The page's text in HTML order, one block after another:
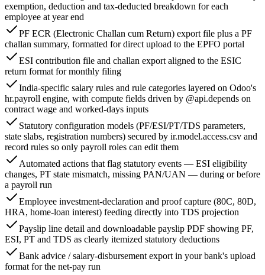
exemption, deduction and tax-deducted breakdown for each
employee at year end
PF ECR (Electronic Challan cum Return) export file plus a PF
challan summary, formatted for direct upload to the EPFO portal
ESI contribution file and challan export aligned to the ESIC
return format for monthly filing
India-specific salary rules and rule categories layered on Odoo's
hr.payroll engine, with compute fields driven by @api.depends on
contract wage and worked-days inputs
Statutory configuration models (PF/ESI/PT/TDS parameters,
state slabs, registration numbers) secured by ir.model.access.csv and
record rules so only payroll roles can edit them
Automated actions that flag statutory events — ESI eligibility
changes, PT state mismatch, missing PAN/UAN — during or before
a payroll run
Employee investment-declaration and proof capture (80C, 80D,
HRA, home-loan interest) feeding directly into TDS projection
Payslip line detail and downloadable payslip PDF showing PF,
ESI, PT and TDS as clearly itemized statutory deductions
Bank advice / salary-disbursement export in your bank's upload
format for the net-pay run